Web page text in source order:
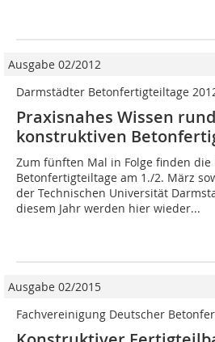
Ausgabe 02/2012
Darmstädter Betonfertigteiltage
Praxisnahes Wissen
konstruktiven
Zum fünften Mal in Folge finden
Betonfertigteiltage am 1./2. März
der Technischen Universität
diesem Jahr werden hier wieder...
Ausgabe 02/2015
Fachvereinigung Deutscher